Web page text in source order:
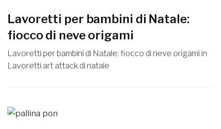
Lavoretti per bambini di Natale:
fiocco di neve origami
Lavoretti per bambini di Natale: fiocco di neve origami in
Lavoretti art attack di natale